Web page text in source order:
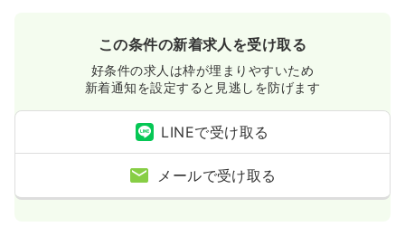
この条件の新着求人を受け取る
好条件の求人は枠が埋まりやすいため
新着通知を設定すると見逃しを防げます
LINEで受け取る
メールで受け取る